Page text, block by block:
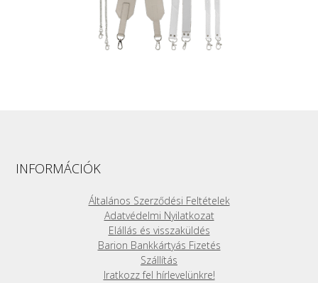
INFORMÁCIÓK
Általános Szerződési Feltételek
Adatvédelmi Nyilatkozat
Elállás és visszaküldés
Barion Bankkártyás Fizetés
Szállítás
Iratkozz fel hírlevelünkre!